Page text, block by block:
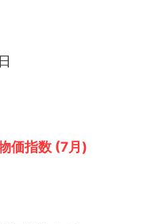
指数 (7月)